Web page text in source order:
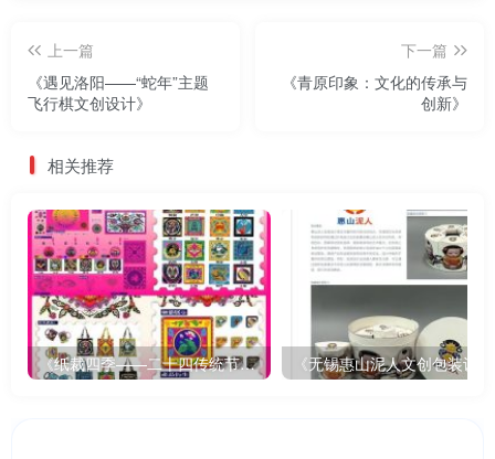
上一篇
《遇见洛阳——“蛇年”主题
飞行棋文创设计》
下一篇
《青原印象：文化的传承与
创新》
相关推荐
《纸裁四季——二十四传统节气文创设计》 《无锡惠山泥人文创包装设